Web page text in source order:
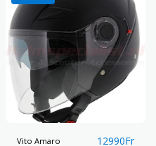
Vito Amaro 12990Fr